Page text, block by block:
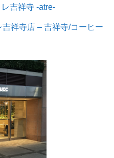
吉祥寺 -atre-
祥寺店 – 吉祥寺/コーヒー